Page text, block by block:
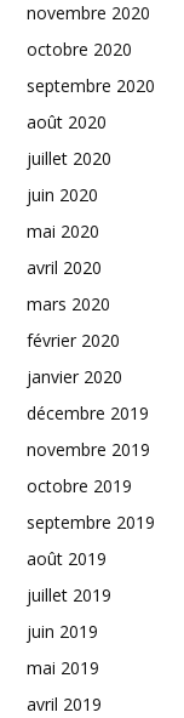
novembre 2020
octobre 2020
septembre 2020
août 2020
juillet 2020
juin 2020
mai 2020
avril 2020
mars 2020
février 2020
janvier 2020
décembre 2019
novembre 2019
octobre 2019
septembre 2019
août 2019
juillet 2019
juin 2019
mai 2019
avril 2019